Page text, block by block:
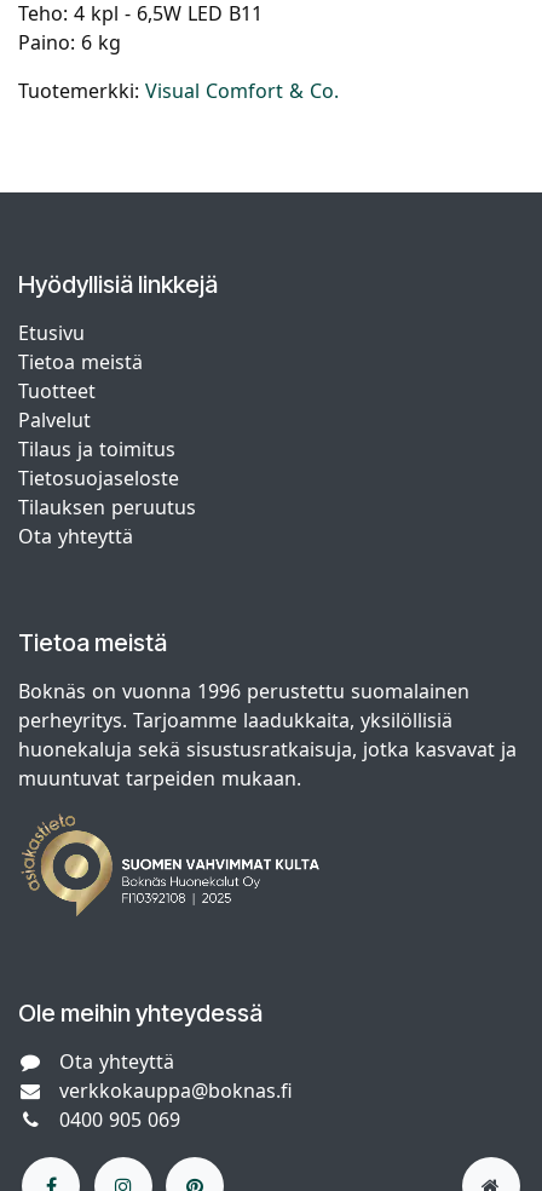
Teho: 4 kpl - 6,5W LED B11
Paino: 6 kg
Tuotemerkki: Visual Comfort & Co.
Hyödyllisiä linkkejä
Etusivu
Tietoa meistä
Tuotteet
Palvelut
Tilaus ja toimitus
Tietosuojaseloste
Tilauksen peruutus
Ota yhteyttä
Tietoa meistä
Boknäs on vuonna 1996 perustettu suomalainen
perheyritys. Tarjoamme laadukkaita, yksilöllisiä
huonekaluja sekä sisustusratkaisuja, jotka kasvavat ja
muuntuvat tarpeiden mukaan.
Ole meihin yhteydessä
Ota yhteyttä
verkkokauppa@boknas.fi
0400 905 069